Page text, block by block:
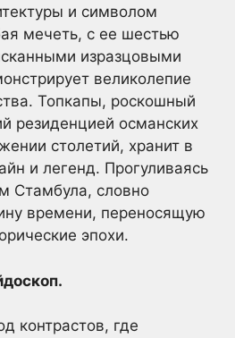
и символом
мечеть, с ее шестью
изразцовыми
великолепие
Топкапы, роскошный
резиденцией османских
столетий, хранит в
и легенд. Прогуливаясь
Стамбула, словно
времени, переносящую
эпохи.
контрастов, где